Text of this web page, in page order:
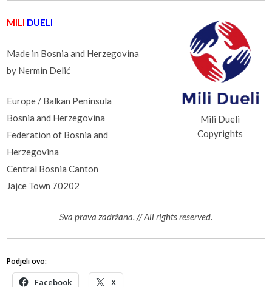
Mili Dueli
Copyrights
MILI DUELI
Made in Bosnia and Herzegovina
by Nermin Delić
Europe / Balkan Peninsula
Bosnia and Herzegovina
Federation of Bosnia and
Herzegovina
Central Bosnia Canton
Jajce Town 70202
Sva prava zadržana. // All rights reserved.
Podjeli ovo:
Facebook X